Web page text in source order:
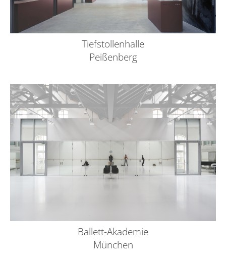
Tiefstollenhalle
Peißenberg
Ballett-Akademie
München